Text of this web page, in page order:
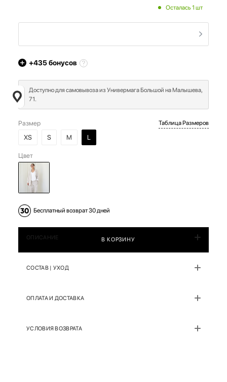
Осталась 1 шт
+435бонусов
Доступно для самовывоза из Универмага Большой на Малышева,
71.
Размер
XS
S M L
Таблица Размеров
Цвет
Бесплатный возврат 30 дней
В КОРЗИНУ
ОПИСАНИЕ
СОСТАВ | УХОД
ОПЛАТА И ДОСТАВКА
УСЛОВИЯ ВОЗВРАТА